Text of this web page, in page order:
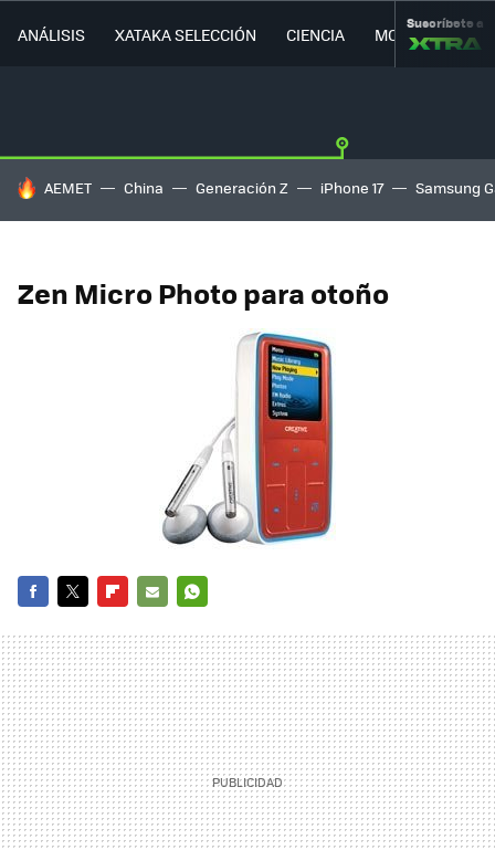
ANÁLISIS XATAKA SELECCIÓN CIENCIA MOVILIDAD
Suscríbete a
HOY SE HABLA DE
AEMET China Generación Z iPhone 17 Samsung
Zen Micro Photo para otoño
MAIL